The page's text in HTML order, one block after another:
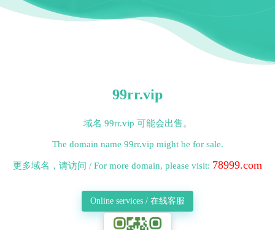
99rr.vip
域名 99rr.vip 可能会出售。
The domain name 99rr.vip might be for sale.
更多域名，请访问 / For more domain, please visit: 78999.com
Online services / 在线客服